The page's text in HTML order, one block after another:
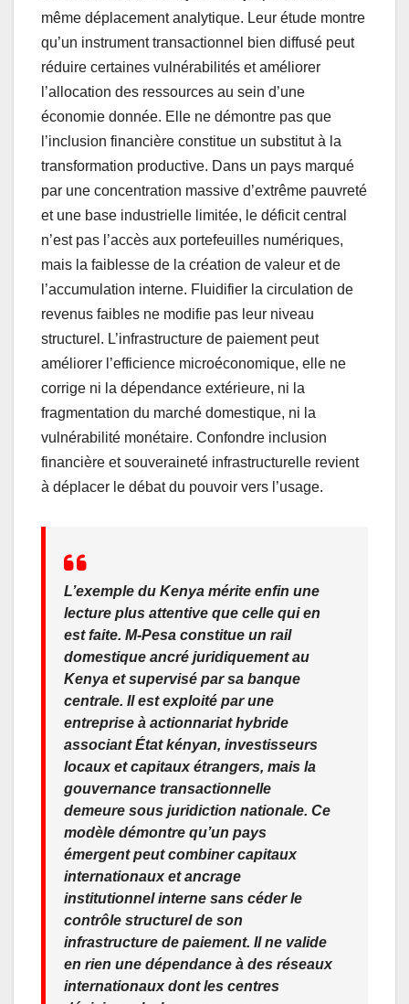
même déplacement analytique. Leur étude montre
qu’un instrument transactionnel bien diffusé peut
réduire certaines vulnérabilités et améliorer
l’allocation des ressources au sein d’une
économie donnée. Elle ne démontre pas que
l’inclusion financière constitue un substitut à la
transformation productive. Dans un pays marqué
par une concentration massive d’extrême pauvreté
et une base industrielle limitée, le déficit central
n’est pas l’accès aux portefeuilles numériques,
mais la faiblesse de la création de valeur et de
l’accumulation interne. Fluidifier la circulation de
revenus faibles ne modifie pas leur niveau
structurel. L’infrastructure de paiement peut
améliorer l’efficience microéconomique, elle ne
corrige ni la dépendance extérieure, ni la
fragmentation du marché domestique, ni la
vulnérabilité monétaire. Confondre inclusion
financière et souveraineté infrastructurelle revient
à déplacer le débat du pouvoir vers l’usage.
L’exemple du Kenya mérite enfin une
lecture plus attentive que celle qui en
est faite. M-Pesa constitue un rail
domestique ancré juridiquement au
Kenya et supervisé par sa banque
centrale. Il est exploité par une
entreprise à actionnariat hybride
associant État kényan, investisseurs
locaux et capitaux étrangers, mais la
gouvernance transactionnelle
demeure sous juridiction nationale. Ce
modèle démontre qu’un pays
émergent peut combiner capitaux
internationaux et ancrage
institutionnel interne sans céder le
contrôle structurel de son
infrastructure de paiement. Il ne valide
en rien une dépendance à des réseaux
internationaux dont les centres